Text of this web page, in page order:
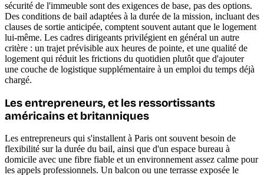
sécurité de l'immeuble sont des exigences de base, pas des options.
Des conditions de bail adaptées à la durée de la mission, incluant des
clauses de sortie anticipée, comptent souvent autant que le logement
lui-même. Les cadres dirigeants privilégient en général un autre
critère : un trajet prévisible aux heures de pointe, et une qualité de
logement qui réduit les frictions du quotidien plutôt que d'ajouter
une couche de logistique supplémentaire à un emploi du temps déjà
chargé.
Les entrepreneurs, et les ressortissants
américains et britanniques
Les entrepreneurs qui s'installent à Paris ont souvent besoin de
flexibilité sur la durée du bail, ainsi que d'un espace bureau à
domicile avec une fibre fiable et un environnement assez calme pour
les appels professionnels. Un balcon ou une terrasse exposée le